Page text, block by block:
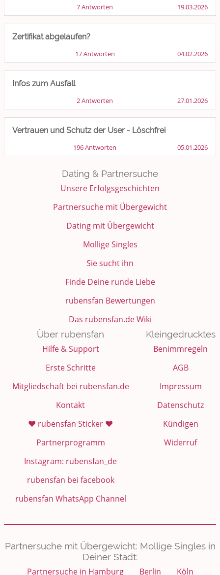
7 Antworten 19.03.2026
Zertifikat abgelaufen?
17 Antworten 04.02.2026
Infos zum Ausfall
2 Antworten 27.01.2026
Vertrauen und Schutz der User - Löschfrei
196 Antworten 05.01.2026
Dating & Partnersuche
Unsere Erfolgsgeschichten
Partnersuche mit Übergewicht
Dating mit Übergewicht
Mollige Singles
Sie sucht ihn
Finde Deine runde Liebe
rubensfan Bewertungen
Das rubensfan.de Wiki
Über rubensfan
Hilfe & Support
Erste Schritte
Mitgliedschaft bei rubensfan.de
Kontakt
❤️ rubensfan Sticker ❤️
Partnerprogramm
Instagram: rubensfan_de
rubensfan bei facebook
rubensfan WhatsApp Channel
Kleingedrucktes
Benimmregeln
AGB
Impressum
Datenschutz
Kündigen
Widerruf
Partnersuche mit Übergewicht: Mollige Singles in
Deiner Stadt:
Partnersuche in Hamburg
Berlin Köln